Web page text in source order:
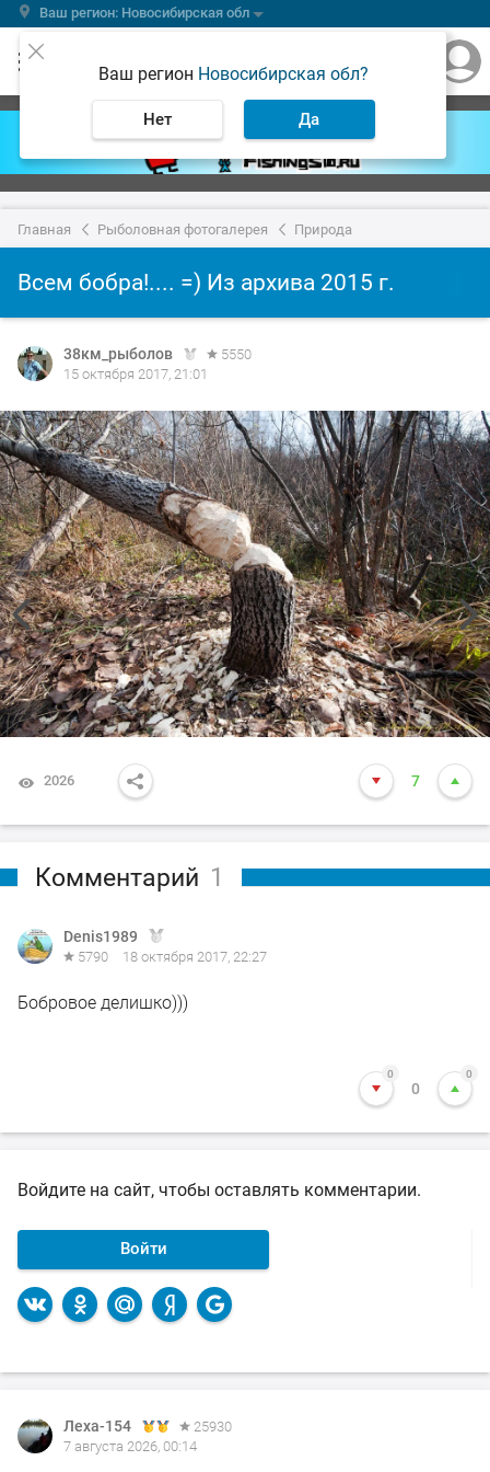
Ваш регион: Новосибирская обл
Ваш регион Новосибирская обл?
Нет Да
Главная Рыболовная фотогалерея Природа
Всем бобра!.... =) Из архива 2015 г.
38км_рыболов
5550
15 октября 2017, 21:01
2026 7
Комментарий 1
Denis1989
5790 18 октября 2017, 22:27
Бобровое делишко)))
0
0
0
Войдите на сайт, чтобы оставлять комментарии.
Войти
Леха-154
25930
7 августа 2026, 00:14
Леха-154
25930
4 августа 2026, 12:52